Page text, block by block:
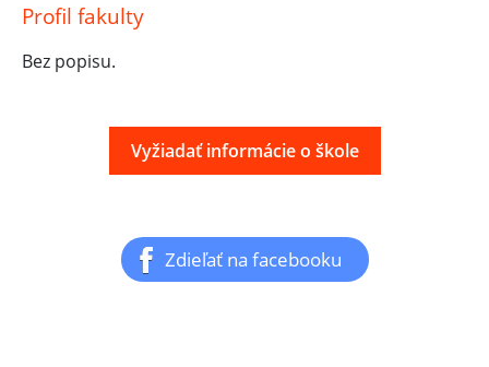
Profil fakulty
Bez popisu.
Vyžiadať informácie o škole
Zdieľať na facebooku